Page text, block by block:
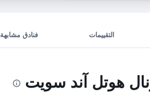
التقييمات فنادق مشابهة
هوتل آند سويت